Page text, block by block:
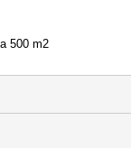
500 m2